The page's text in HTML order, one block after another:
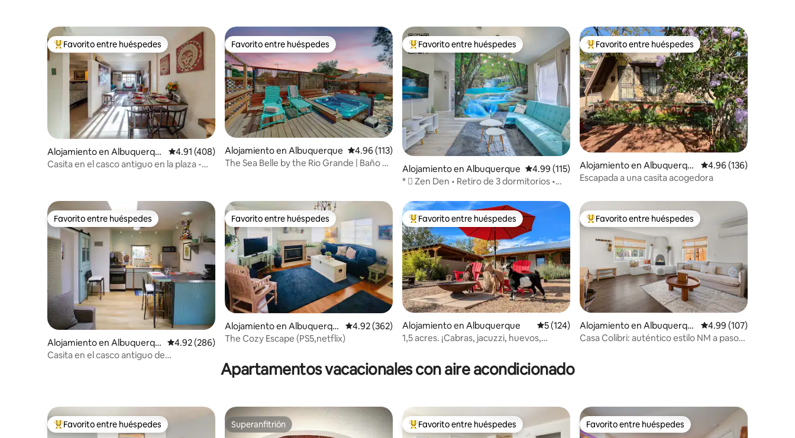
Favorito entre huéspedes preferido
Favorito entre huéspedes
Alojamiento en Albuquerqu
e
Calificación promedio: 4.91 de 5, 408 reseñas
4.91 (408)
Casita en el casco antiguo en la plaza -
Favorito entre huéspedes
Favorito entre huéspedes
Alojamiento en Albuquerque Calificación promedio: 4.96 de 5, 113 reseñas
4.96 (113)
The Sea Belle by the Rio Grande | Baño y
Favorito entre huéspedes preferido
Favorito entre huéspedes
Alojamiento en Albuquerque Calificación promedio: 4.99 de 5, 115 reseñas
4.99 (115)
* ️⃣ Zen Den • Retiro de 3 dormitorios •
Favorito entre huéspedes preferido
Favorito entre huéspedes
Alojamiento en Albuquerqu
e
Calificación promedio:
4.96 (136)
Escapada a una casita acogedora
Favorito entre huéspedes
Favorito entre huéspedes
Alojamiento en Albuquerqu
e
Calificación promedio: 4.92 de 5, 286 reseñas
4.92 (286)
Casita en el casco antiguo de
Favorito entre huéspedes
Favorito entre huéspedes
Alojamiento en Albuquerqu
e
Calificación promedio: 4.92 de 5, 362 reseñas
4.92 (362)
The Cozy Escape (PS5,netflix)
Favorito entre huéspedes preferido
Favorito entre huéspedes
Alojamiento en Albuquerque Calificación promedio: 5 de 5, 124 reseñas
5 (124)
1,5 acres. ¡Cabras, jacuzzi, huevos,
Favorito entre huéspedes preferido
Favorito entre huéspedes
Alojamiento en Albuquerqu
e
Calificación promedio:
4.99 (107)
Casa Colibri: auténtico estilo NM a pasos
Apartamentos vacacionales con aire acondicionado
Favorito entre huéspedes preferido
Favorito entre huéspedes Superanfitrión
Superanfitrión Favorito entre huéspedes preferido
Favorito entre huéspedes Favorito entre huéspedes
Favorito entre huéspedes